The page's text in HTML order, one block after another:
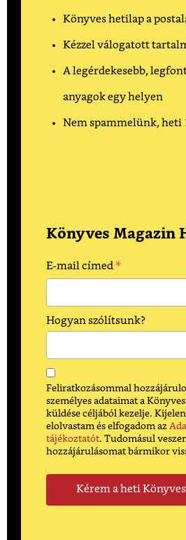
Könyves hetilap a
Kézzel válogatott
A legérdekesebb,
anyagok egy helyen
Nem spammelünk, heti
Könyves Magazin
E-mail címed*
Hogyan szólítsunk?
Feliratkozásommal
személyes adataimat a
küldése céljából kezelje.
elolvastam és elfogadom az
tájékoztatót. Tudomásul
hozzájárulásomat bármikor